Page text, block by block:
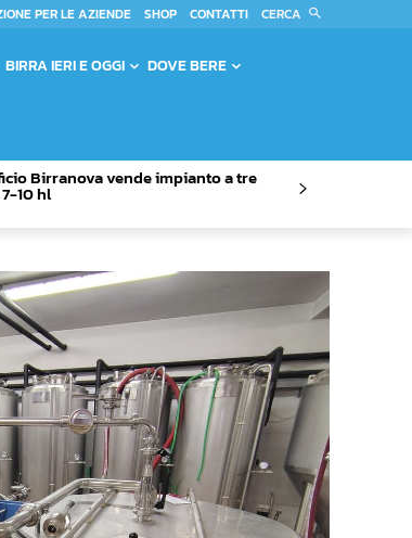
PER LE AZIENDE SHOP CONTATTI CERCA
BIRRA IERI E OGGI DOVE BERE
Birranova vende impianto a tre
10 hl